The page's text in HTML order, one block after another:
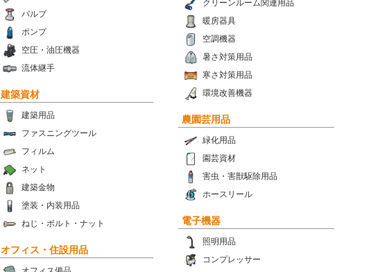
クリーンルーム関連用品
暖房器具
空調機器
暑さ対策用品
寒さ対策用品
環境改善機器
バルブ
ポンプ
空圧・油圧機器
流体継手
建築資材
建築用品
ファスニングツール
フィルム
ネット
建築金物
塗装・内装用品
ねじ・ボルト・ナット
農園芸用品
緑化用品
園芸資材
害虫・害獣駆除用品
ホースリール
電子機器
照明用品
コンプレッサー
オフィス・住設用品